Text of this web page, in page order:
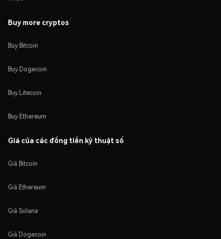
Buy more cryptos
Buy Bitcoin
Buy Dogecoin
Buy Litecoin
Buy Ethereum
Giá của các đồng tiền kỹ thuật số
Giá Bitcoin
Giá Ethereum
Giá Solana
Giá Dogecoin